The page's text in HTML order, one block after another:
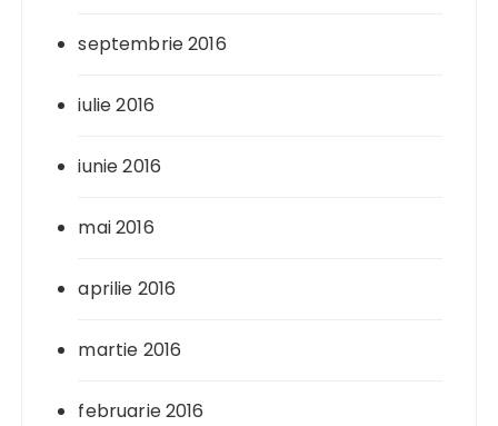
septembrie 2016
iulie 2016
iunie 2016
mai 2016
aprilie 2016
martie 2016
februarie 2016